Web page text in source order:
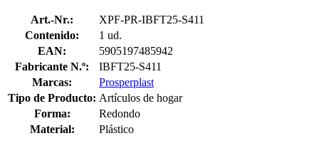
Art.-Nr.:
XPF-PR-IBFT25-S411
Contenido:
1 ud.
EAN:
5905197485942
Fabricante N.º:
IBFT25-S411
Marcas:
Prosperplast
Tipo de Producto: Artículos de hogar
Forma:
Redondo
Material:
Plástico